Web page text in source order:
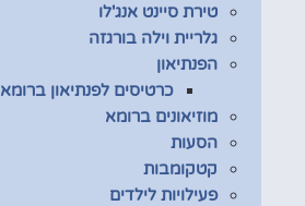
טירת סיינט אנג'לו
גלריית וילה בורגזה
הפנתיאון
כרטיסים לפנתיאון ברומא
מוזיאונים ברומא
הסעות
קטקומבות
פעילויות לילדים